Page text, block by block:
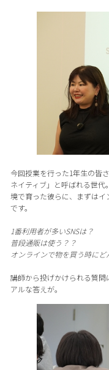
今回授業を行った1年生の皆
ネイティブ」と呼ばれる世
境で育った彼らに、まずは
です。
1番利用者が多いSNSは？
普段通販は使う？？
オンラインで物を買う時に
講師から投げかけられる質問
アルな答えが。